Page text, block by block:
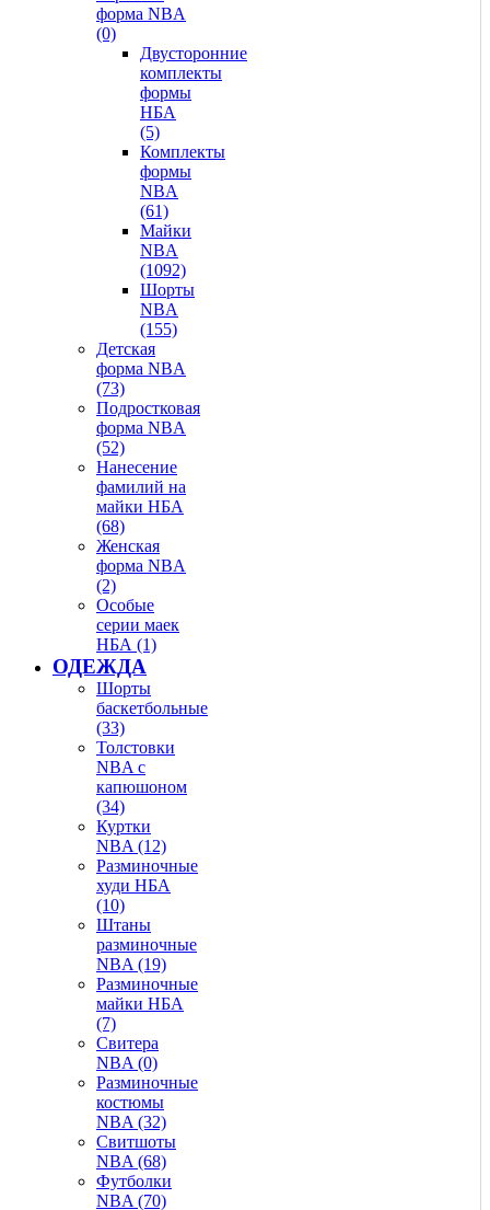
форма NBA
(0)
Двусторонние
комплекты
формы
НБА
(5)
Комплекты
формы
NBA
(61)
Майки
NBA
(1092)
Шорты
NBA
(155)
Детская
форма NBA
(73)
Подростковая
форма NBA
(52)
Нанесение
фамилий на
майки НБА
(68)
Женская
форма NBA
(2)
Особые
серии маек
НБА (1)
ОДЕЖДА
Шорты
баскетбольные
(33)
Толстовки
NBA с
капюшоном
(34)
Куртки
NBA (12)
Разминочные
худи НБА
(10)
Штаны
разминочные
NBA (19)
Разминочные
майки НБА
(7)
Свитера
NBA (0)
Разминочные
костюмы
NBA (32)
Свитшоты
NBA (68)
Футболки
NBA (70)